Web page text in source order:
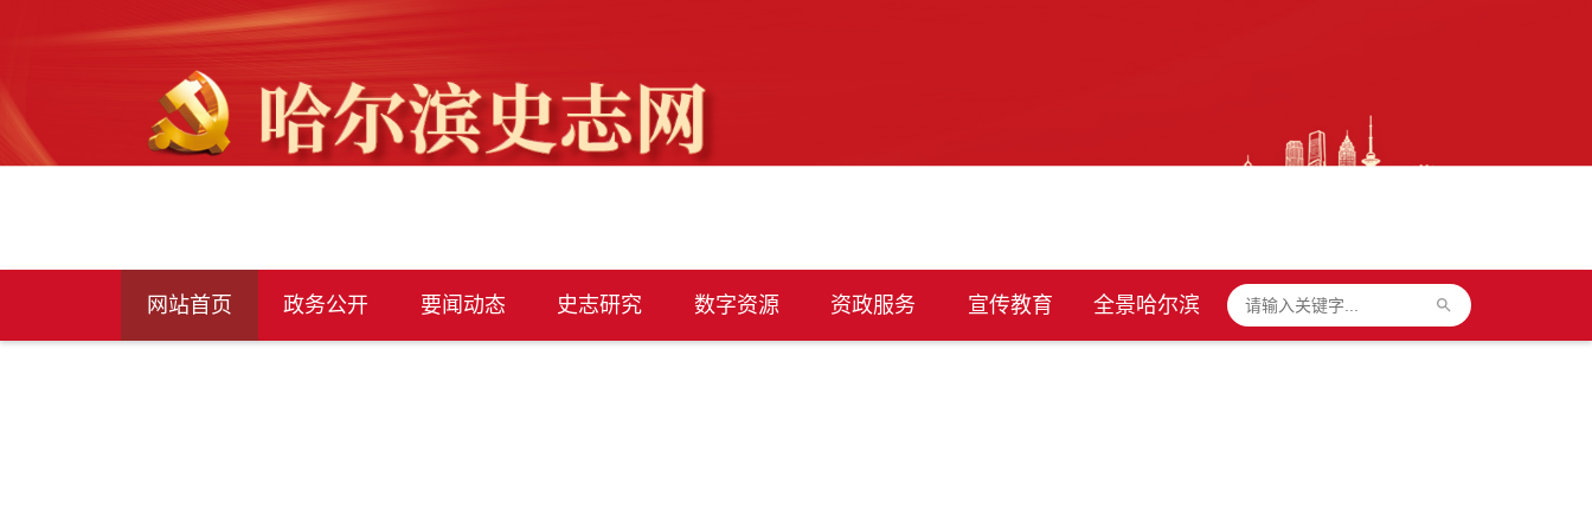
网站首页 政务公开 要闻动态 史志研究 数字资源 资政服务 宣传教育 全景哈尔滨